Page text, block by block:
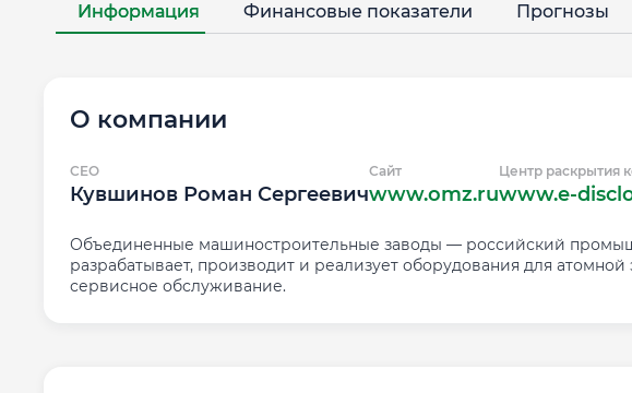
Информация Финансовые показатели Прогнозы
О компании
CEO
Кувшинов Роман Сергеевич
Сайт
www.omz.ru
Центр раскрытия
www.e-
Объединенные машиностроительные заводы — российский
разрабатывает, производит и реализует оборудования для
сервисное обслуживание.